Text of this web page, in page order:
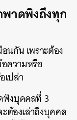
าดพิงถึงทุก
นกัน เพราะต้อง
ความหรือ
เปล่า
พิงบุคคลที่ 3
ต้องเล่าถึงบุคคล